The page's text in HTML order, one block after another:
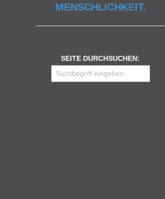
MENSCHLICHKEIT.
SEITE DURCHSUCHEN: